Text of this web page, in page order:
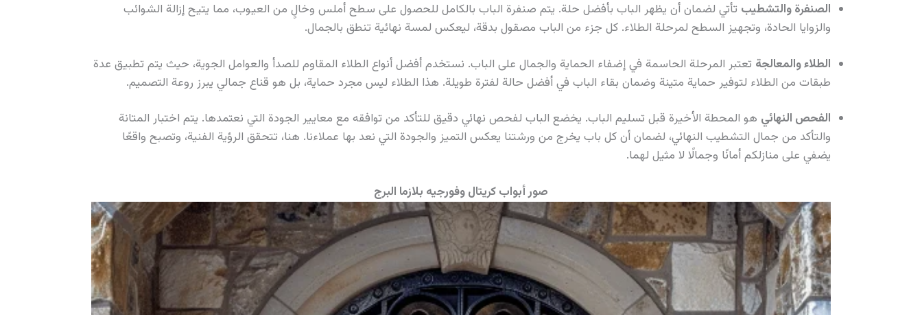
الصنفرة والتشطيب تأتي لضمان أن يظهر الباب بأفضل حلة. يتم صنفرة الباب بالكامل للحصول على سطح أملس وخالٍ من العيوب، مما يتيح إزالة الشوائب
والزوايا الحادة، وتجهيز السطح لمرحلة الطلاء. كل جزء من الباب مصقول بدقة، ليعكس لمسة نهائية تنطق بالجمال.
الطلاء والمعالجة تعتبر المرحلة الحاسمة في إضفاء الحماية والجمال على الباب. نستخدم أفضل أنواع الطلاء المقاوم للصدأ والعوامل الجوية، حيث يتم تطبيق عدة
طبقات من الطلاء لتوفير حماية متينة وضمان بقاء الباب في أفضل حالة لفترة طويلة. هذا الطلاء ليس مجرد حماية، بل هو قناع جمالي يبرز روعة التصميم.
الفحص النهائي هو المحطة الأخيرة قبل تسليم الباب. يخضع الباب لفحص نهائي دقيق للتأكد من توافقه مع معايير الجودة التي نعتمدها. يتم اختبار المتانة
والتأكد من جمال التشطيب النهائي، لضمان أن كل باب يخرج من ورشتنا يعكس التميز والجودة التي نعد بها عملاءنا. هنا، تتحقق الرؤية الفنية، وتصبح واقعًا
يضفي على منازلكم أمانًا وجمالًا لا مثيل لهما.
صور أبواب كريتال وفورجيه بلازما البرج